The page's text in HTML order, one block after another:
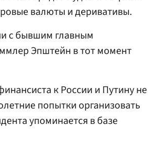
валюты и деривативы.
с бывшим главным
Эпштейн в тот момент
к России и Путину не
попытки организовать
упоминается в базе